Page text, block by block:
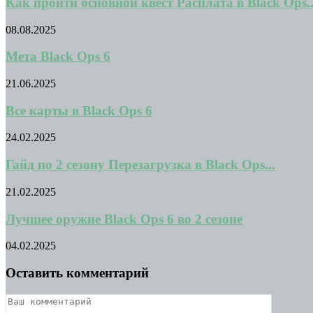
08.08.2025
Мета Black Ops 6
21.06.2025
Все карты в Black Ops 6
24.02.2025
Гайд по 2 сезону Перезагрузка в Black Ops...
21.02.2025
Лучшее оружие Black Ops 6 во 2 сезоне
04.02.2025
Оставить комментарий